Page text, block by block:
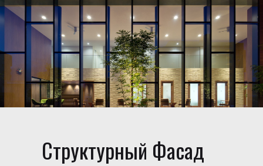
Структурный Фасад